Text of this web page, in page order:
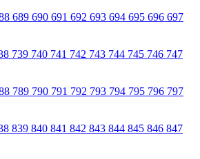
689 690 691 692 693 694 695 696 697
739 740 741 742 743 744 745 746 747
789 790 791 792 793 794 795 796 797
839 840 841 842 843 844 845 846 847